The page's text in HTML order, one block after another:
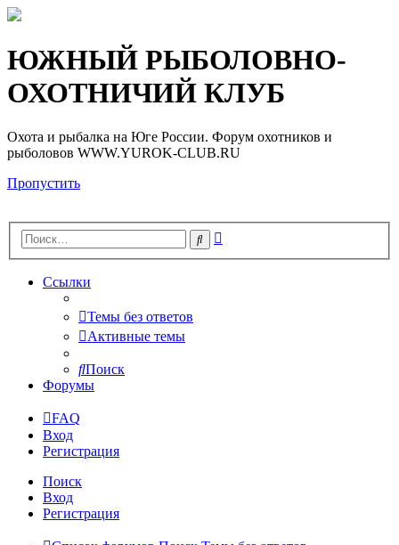
Регистрация
ЮЖНЫЙ РЫБОЛОВНО-
ОХОТНИЧИЙ КЛУБ
Охота и рыбалка на Юге России. Форум охотников и
рыболовов WWW.YUROK-CLUB.RU
Пропустить
Поиск
Ссылки
Темы без ответов
Активные темы
Поиск
Форумы
FAQ
Вход
Регистрация
Поиск
Вход
Регистрация